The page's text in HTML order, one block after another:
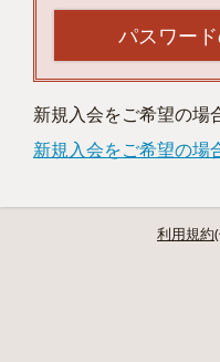
パスワー
新規入会をご希望の場
新規入会をご希望の場
利用規約